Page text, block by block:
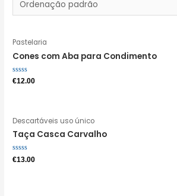
Pastelaria
Cones com Aba para Condimento
Avaliação
€12.00
Descartáveis uso único
Taça Casca Carvalho
Avaliação
0
€13.00